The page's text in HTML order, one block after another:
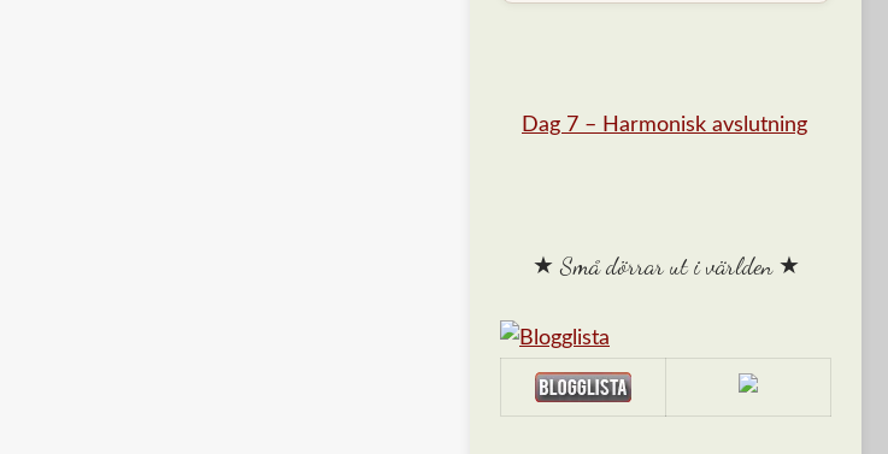
Dag 7 – Harmonisk avslutning
★ Små dörrar ut i världen ★